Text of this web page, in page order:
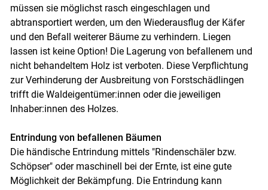
müssen sie möglichst rasch eingeschlagen und
abtransportiert werden, um den Wiederausflug der Käfer
und den Befall weiterer Bäume zu verhindern. Liegen
lassen ist keine Option! Die Lagerung von befallenem und
nicht behandeltem Holz ist verboten. Diese Verpflichtung
zur Verhinderung der Ausbreitung von Forstschädlingen
trifft die Waldeigentümer:innen oder die jeweiligen
Inhaber:innen des Holzes.
Entrindung von befallenen Bäumen
Die händische Entrindung mittels "Rindenschäler bzw.
Schöpser" oder maschinell bei der Ernte, ist eine gute
Möglichkeit der Bekämpfung. Die Entrindung kann